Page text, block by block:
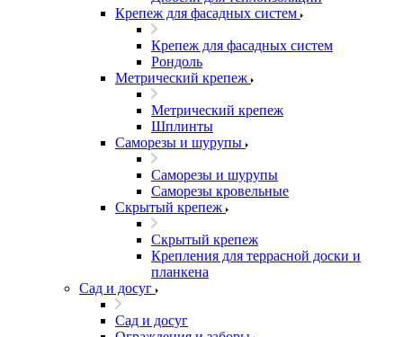
Крепеж для фасадных систем
Крепеж для фасадных систем
Рондоль
Метрический крепеж
Метрический крепеж
Шплинты
Саморезы и шурупы
Саморезы и шурупы
Саморезы кровельные
Скрытый крепеж
Скрытый крепеж
Крепления для террасной доски и
планкена
Сад и досуг
Сад и досуг